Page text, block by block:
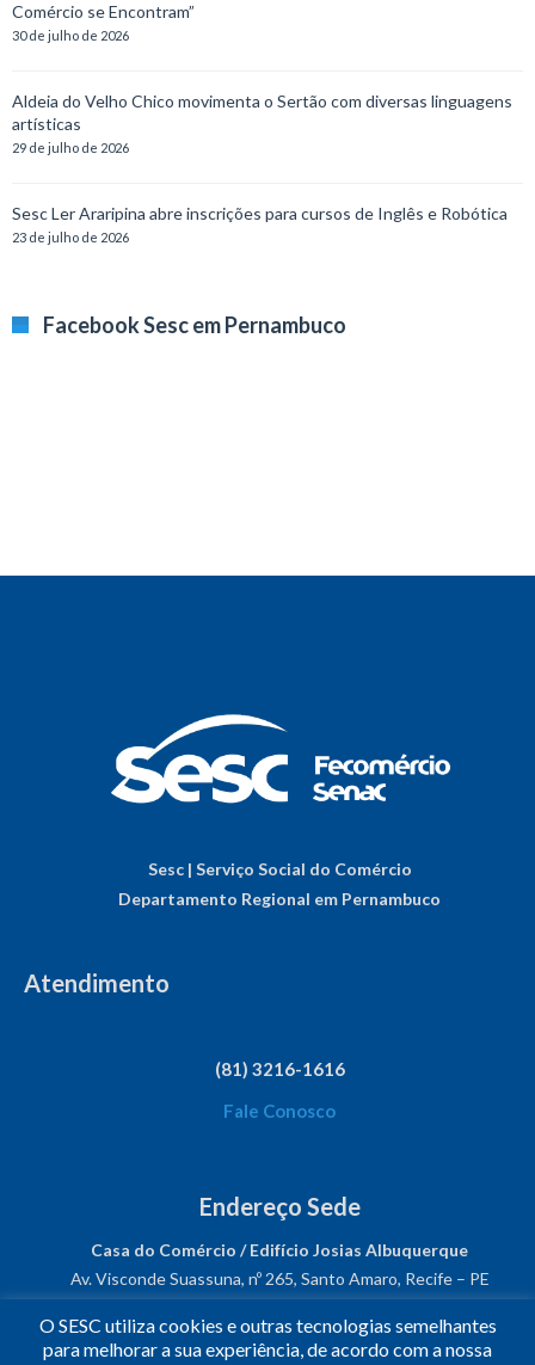
Comércio se Encontram”
30 de julho de 2026
Aldeia do Velho Chico movimenta o Sertão com diversas linguagens
artísticas
29 de julho de 2026
Sesc Ler Araripina abre inscrições para cursos de Inglês e Robótica
23 de julho de 2026
Facebook Sesc em Pernambuco
Sesc | Serviço Social do Comércio
Departamento Regional em Pernambuco
Atendimento
(81) 3216-1616
Fale Conosco
Endereço Sede
Casa do Comércio / Edifício Josias Albuquerque
Av. Visconde Suassuna, nº 265, Santo Amaro, Recife – PE
CNPJ: 03.482.931/0001-61
O SESC utiliza cookies e outras tecnologias semelhantes
para melhorar a sua experiência, de acordo com a nossa